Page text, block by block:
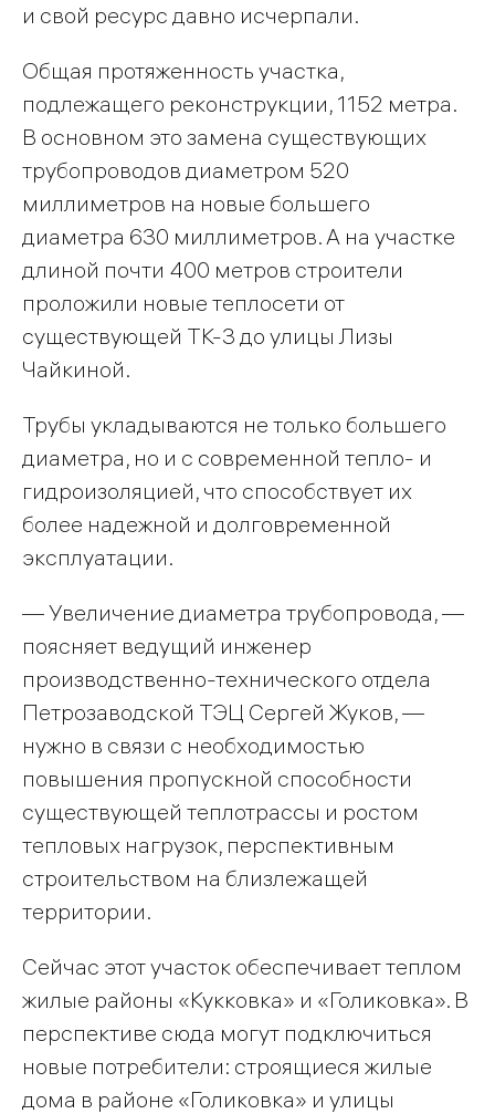
и свой ресурс давно исчерпали.
Общая протяженность участка,
подлежащего реконструкции, 1152 метра.
В основном это замена существующих
трубопроводов диаметром 520
миллиметров на новые большего
диаметра 630 миллиметров. А на участке
длиной почти 400 метров строители
проложили новые теплосети от
существующей ТК-3 до улицы Лизы
Чайкиной.
Трубы укладываются не только большего
диаметра, но и с современной тепло- и
гидроизоляцией, что способствует их
более надежной и долговременной
эксплуатации.
— Увеличение диаметра трубопровода, —
поясняет ведущий инженер
производственно-технического отдела
Петрозаводской ТЭЦ Сергей Жуков, —
нужно в связи с необходимостью
повышения пропускной способности
существующей теплотрассы и ростом
тепловых нагрузок, перспективным
строительством на близлежащей
территории.
Сейчас этот участок обеспечивает теплом
жилые районы «Кукковка» и «Голиковка». В
перспективе сюда могут подключиться
новые потребители: строящиеся жилые
дома в районе «Голиковка» и улицы